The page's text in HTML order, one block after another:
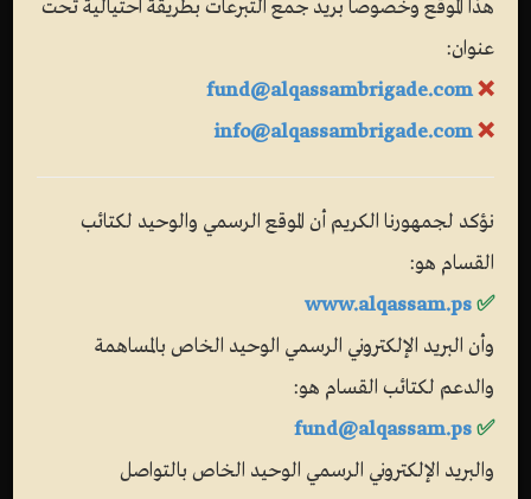
هذا الموقع وخصوصاً بريد جمع التبرعات بطريقة احتيالية تحت
عنوان:
❌
fund@alqassambrigade.com
❌
info@alqassambrigade.com
نؤكد لجمهورنا الكريم أن الموقع الرسمي والوحيد لكتائب
القسام هو:
✅
www.alqassam.ps
وأن البريد الإلكتروني الرسمي الوحيد الخاص بالمساهمة
والدعم لكتائب القسام هو:
✅
fund@alqassam.ps
والبريد الإلكتروني الرسمي الوحيد الخاص بالتواصل